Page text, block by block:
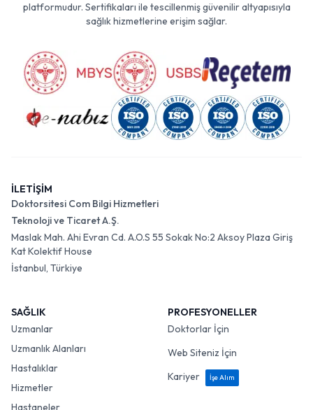
platformudur. Sertifikaları ile tescillenmiş güvenilir altyapısıyla
sağlık hizmetlerine erişim sağlar.
İLETİŞİM
Doktorsitesi Com Bilgi Hizmetleri
Teknoloji ve Ticaret A.Ş.
Maslak Mah. Ahi Evran Cd. A.O.S 55 Sokak No:2 Aksoy Plaza Giriş
Kat Kolektif House
İstanbul, Türkiye
SAĞLIK
Uzmanlar
Uzmanlık Alanları
Hastalıklar
Hizmetler
Hastaneler
PROFESYONELLER
Doktorlar İçin
Web Siteniz İçin
Kariyer
İşe Alım